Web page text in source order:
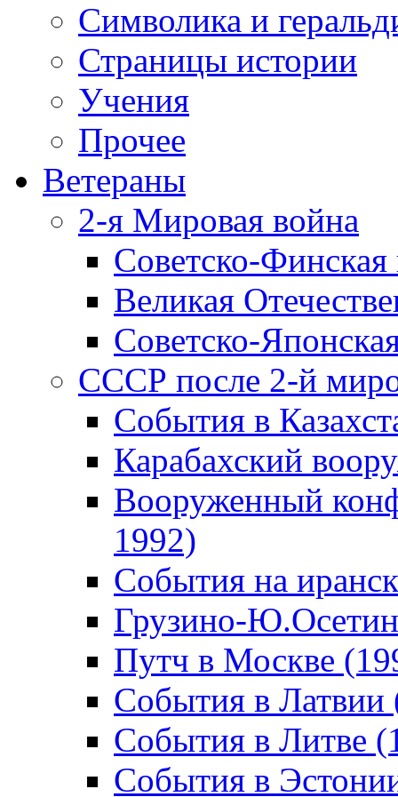
Символика и
Страницы истории
Учения
Прочее
Ветераны
2-я Мировая война
Советско-
Великая
Советско-
СССР после 2-й
События в
Карабахский
Вооруженный
1992)
События на
Грузино-
Путч в Москве
События в Латвии
События в Литве
События в